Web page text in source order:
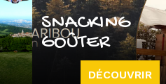
SNACKING
GOÛTER
DÉCOUVRIR